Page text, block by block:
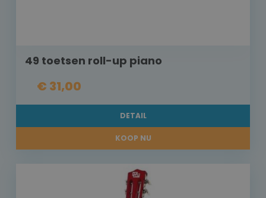
49 toetsen roll-up piano
€ 31,00
DETAIL
KOOP NU